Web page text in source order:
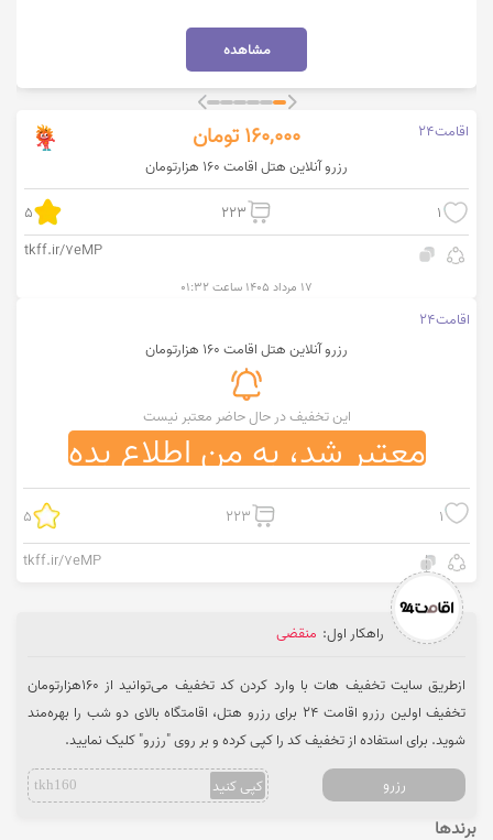
مشاهده
اقامت24 160,000 تومان
رزرو آنلاین هتل اقامت 160 هزارتومان
1
223
5
tkff.ir/7eMP
۱۷ مرداد ۱۴۰۵ ساعت ۰۱:۳۲
اقامت24
رزرو آنلاین هتل اقامت 160 هزارتومان
این تخفیف در حال حاضر معتبر نیست
معتبر شد، به من اطلاع بده
1
223
5
tkff.ir/7eMP
راهکار اول: منقضی
ازطریق سایت تخفیف هات با وارد کردن کد تخفیف می‌توانید از 160هزارتومان
تخفیف اولین رزرو اقامت 24 برای رزرو هتل، اقامتگاه بالای دو شب را بهره‌مند
شوید. برای استفاده از تخفیف کد را کپی کرده و بر روی "رزرو" کلیک نمایید.
رزرو کپی کنید tkh160
برندها